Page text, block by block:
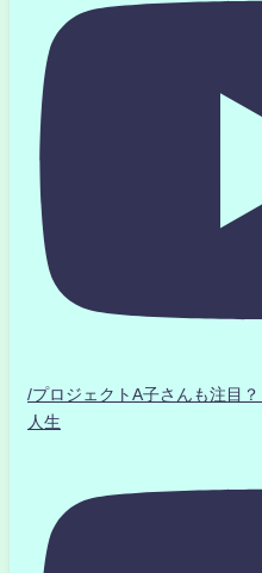
/プロジェクトA子さんも注目
人生